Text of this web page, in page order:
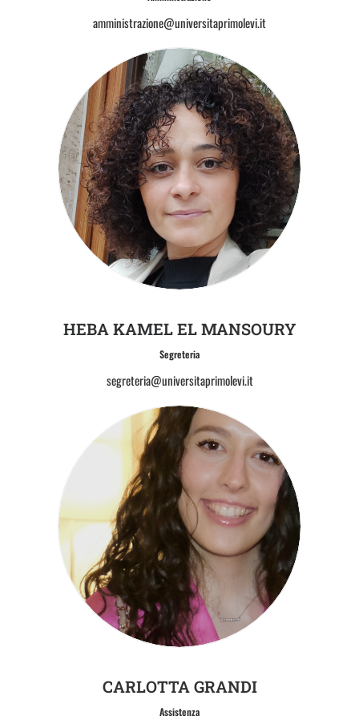
amministrazione@universitaprimolevi.it
HEBA KAMEL EL MANSOURY
Segreteria
segreteria@universitaprimolevi.it
CARLOTTA GRANDI
Assistenza